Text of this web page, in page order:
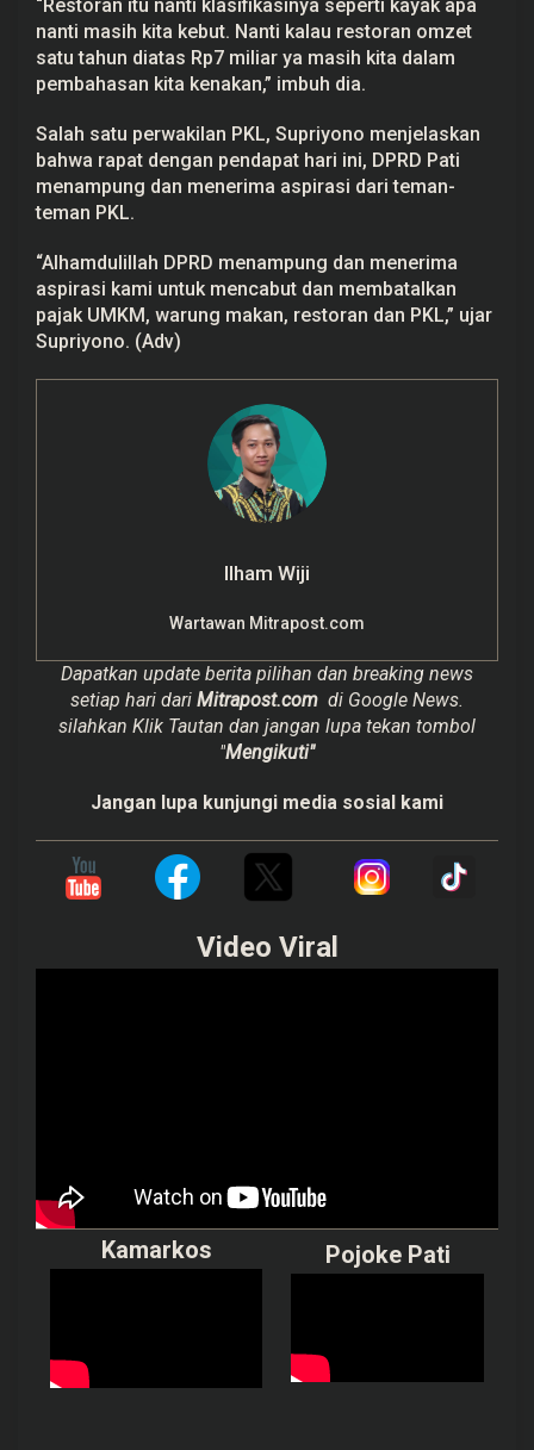
“Restoran itu nanti klasifikasinya seperti kayak apa
nanti masih kita kebut. Nanti kalau restoran omzet
satu tahun diatas Rp7 miliar ya masih kita dalam
pembahasan kita kenakan,” imbuh dia.
Salah satu perwakilan PKL, Supriyono menjelaskan
bahwa rapat dengan pendapat hari ini, DPRD Pati
menampung dan menerima aspirasi dari teman-
teman PKL.
“Alhamdulillah DPRD menampung dan menerima
aspirasi kami untuk mencabut dan membatalkan
pajak UMKM, warung makan, restoran dan PKL,” ujar
Supriyono. (Adv)
Ilham Wiji
Wartawan Mitrapost.com
Dapatkan update berita pilihan dan breaking news
setiap hari dari Mitrapost.com di Google News.
silahkan Klik Tautan dan jangan lupa tekan tombol
"Mengikuti"
Jangan lupa kunjungi media sosial kami
Video Viral
Kamarkos Pojoke Pati